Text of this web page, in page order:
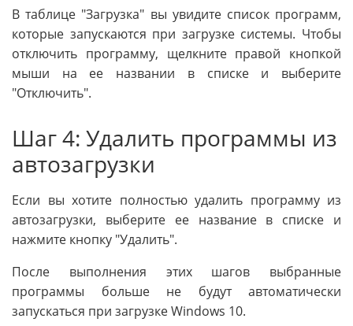
В таблице "Загрузка" вы увидите список программ,
которые запускаются при загрузке системы. Чтобы
отключить программу, щелкните правой кнопкой
мыши на ее названии в списке и выберите
"Отключить".
Шаг 4: Удалить программы из
автозагрузки
Если вы хотите полностью удалить программу из
автозагрузки, выберите ее название в списке и
нажмите кнопку "Удалить".
После выполнения этих шагов выбранные
программы больше не будут автоматически
запускаться при загрузке Windows 10.